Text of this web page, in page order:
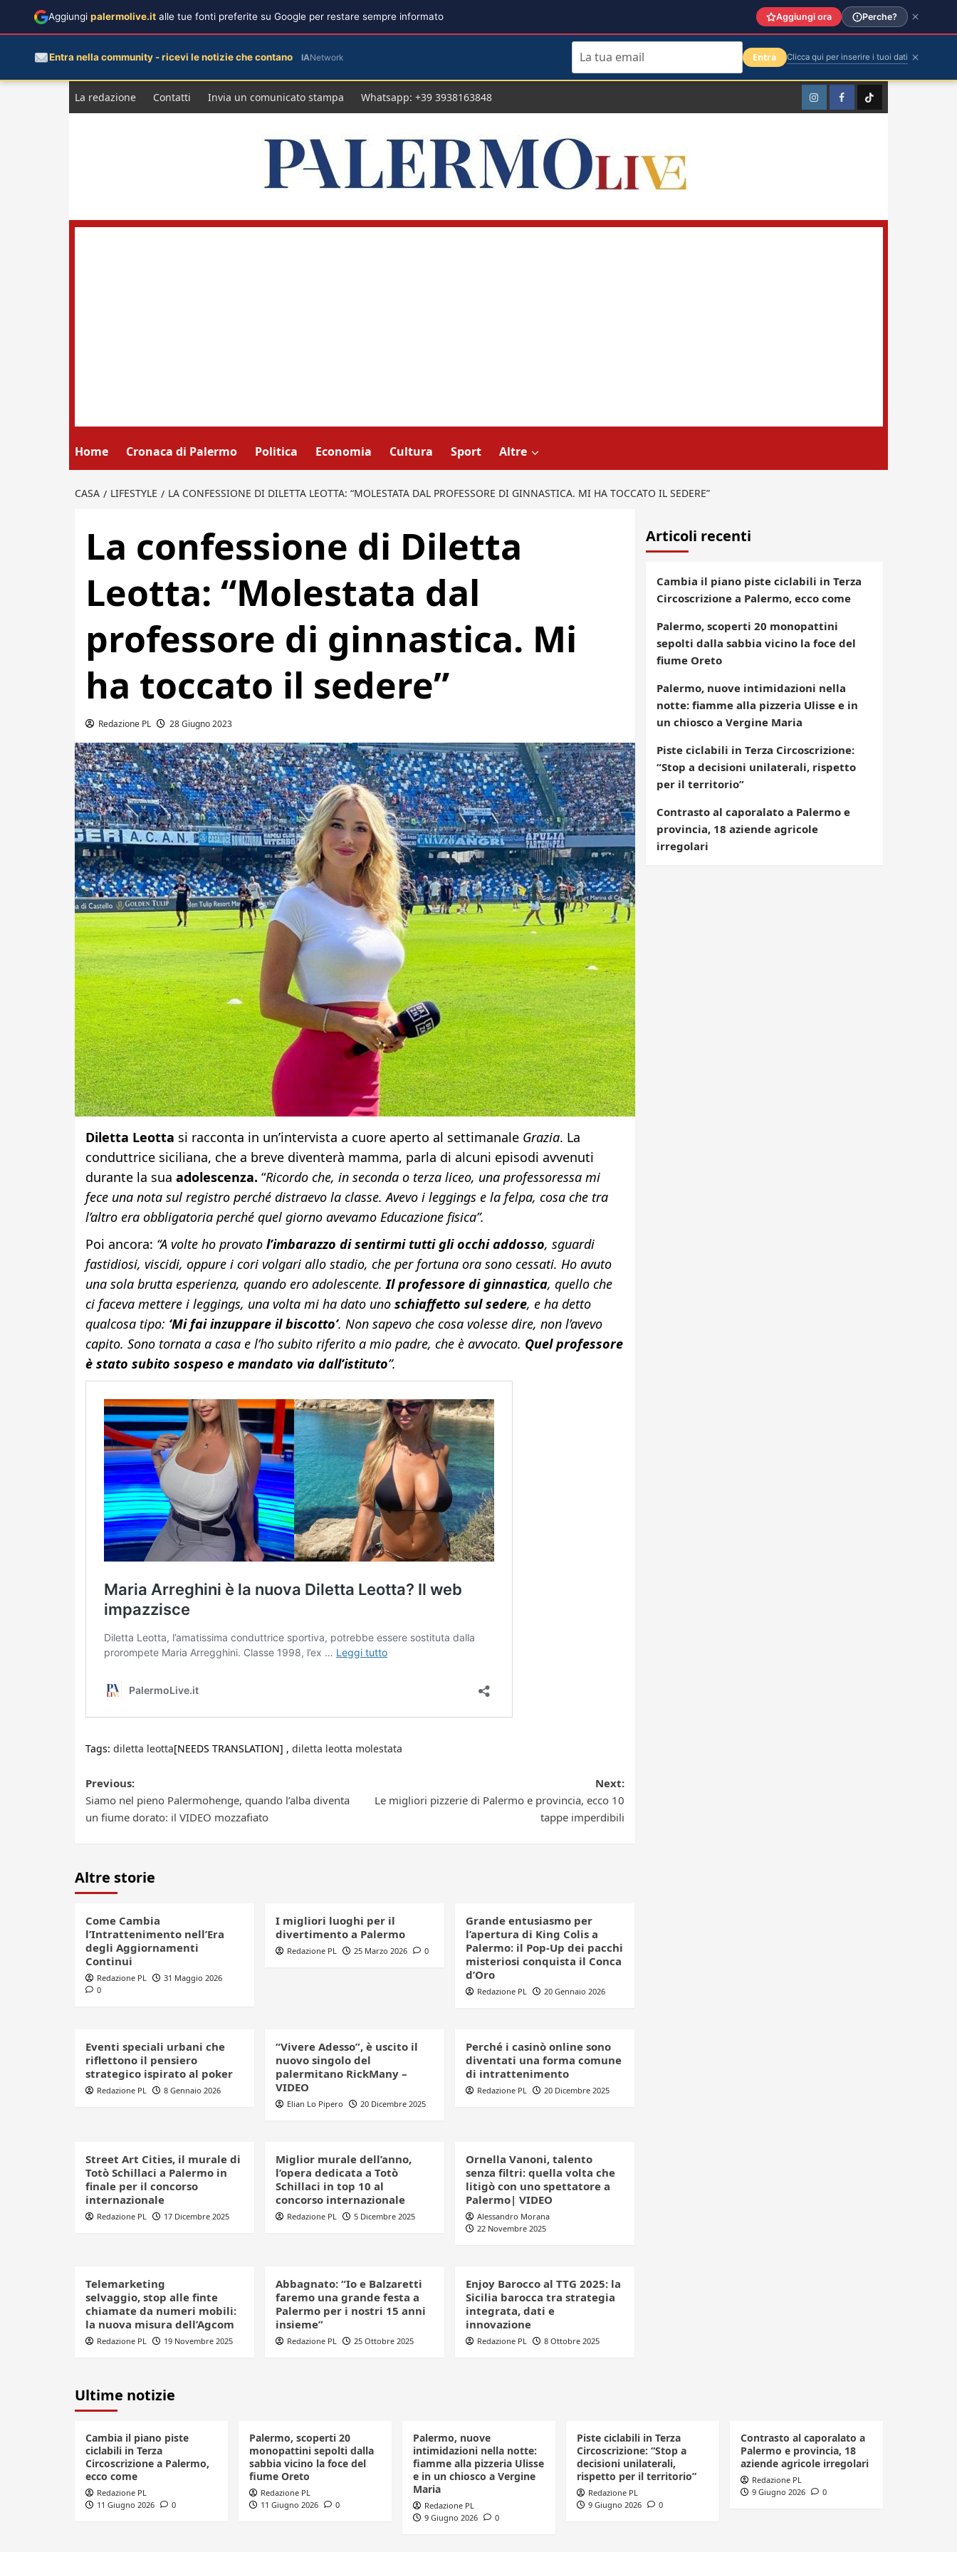
La redazione Contatti Invia un comunicato stampa Whatsapp: +39 3938163848 InstagramFacebookTikTok
Home Cronaca di Palermo Politica Economia Cultura Sport Altre
CASA LIFESTYLE LA CONFESSIONE DI DILETTA LEOTTA: “MOLESTATA DAL PROFESSORE DI GINNASTICA. MI HA TOCCATO IL SEDERE”
La confessione di Diletta
Leotta: “Molestata dal
professore di ginnastica. Mi
ha toccato il sedere”
Redazione PL 28 Giugno 2023
Diletta Leotta si racconta in un’intervista a cuore aperto al settimanale Grazia. La
conduttrice siciliana, che a breve diventerà mamma, parla di alcuni episodi avvenuti
durante la sua adolescenza. “Ricordo che, in seconda o terza liceo, una professoressa mi
fece una nota sul registro perché distraevo la classe. Avevo i leggings e la felpa, cosa che tra
l’altro era obbligatoria perché quel giorno avevamo Educazione fisica”.
Poi ancora: “A volte ho provatol’imbarazzo di sentirmi tutti gli occhi addosso, sguardi
fastidiosi, viscidi, oppure i cori volgari allo stadio, che per fortuna ora sono cessati. Ho avuto
una sola brutta esperienza, quando ero adolescente.Il professore di ginnastica, quello che
ci faceva mettere i leggings, una volta mi ha dato uno schiaffetto sul sedere, e ha detto
qualcosa tipo: ‘Mi fai inzuppare il biscotto’. Non sapevo che cosa volesse dire, non l’avevo
capito. Sono tornata a casa e l’ho subito riferito a mio padre, che è avvocato. Quel professore
è stato subito sospeso e mandato via dall’istituto”.
Tags: diletta leotta[NEEDS TRANSLATION] , diletta leotta molestata
Post
navigation
Previous:
Siamo nel pieno Palermohenge, quando l’alba diventa
un fiume dorato: il VIDEO mozzafiato
Next:
Le migliori pizzerie di Palermo e provincia, ecco 10
tappe imperdibili
Altre storie
Come Cambia
l’Intrattenimento nell’Era
degli Aggiornamenti
Continui
Redazione PL
31 Maggio 2026
0
I migliori luoghi per il
divertimento a Palermo
Redazione PL 25 Marzo 2026 0
Grande entusiasmo per
l’apertura di King Colis a
Palermo: il Pop-Up dei pacchi
misteriosi conquista il Conca
d’Oro
Redazione PL 20 Gennaio 2026
Eventi speciali urbani che
riflettono il pensiero
strategico ispirato al poker
Redazione PL 8 Gennaio 2026
“Vivere Adesso”, è uscito il
nuovo singolo del
palermitano RickMany –
VIDEO
Elian Lo Pipero 20 Dicembre 2025
Perché i casinò online sono
diventati una forma comune
di intrattenimento
Redazione PL 20 Dicembre 2025
Street Art Cities, il murale di
Totò Schillaci a Palermo in
finale per il concorso
internazionale
Redazione PL 17 Dicembre 2025
Miglior murale dell’anno,
l’opera dedicata a Totò
Schillaci in top 10 al
concorso internazionale
Redazione PL 5 Dicembre 2025
Ornella Vanoni, talento
senza filtri: quella volta che
litigò con uno spettatore a
Palermo| VIDEO
Alessandro Morana
22 Novembre 2025
Telemarketing
selvaggio, stop alle finte
chiamate da numeri mobili:
la nuova misura dell’Agcom
Redazione PL 19 Novembre 2025
Abbagnato: “Io e Balzaretti
faremo una grande festa a
Palermo per i nostri 15 anni
insieme”
Redazione PL 25 Ottobre 2025
Enjoy Barocco al TTG 2025: la
Sicilia barocca tra strategia
integrata, dati e
innovazione
Redazione PL 8 Ottobre 2025
Articoli recenti
Cambia il piano piste ciclabili in Terza
Circoscrizione a Palermo, ecco come
Palermo, scoperti 20 monopattini
sepolti dalla sabbia vicino la foce del
fiume Oreto
Palermo, nuove intimidazioni nella
notte: fiamme alla pizzeria Ulisse e in
un chiosco a Vergine Maria
Piste ciclabili in Terza Circoscrizione:
“Stop a decisioni unilaterali, rispetto
per il territorio”
Contrasto al caporalato a Palermo e
provincia, 18 aziende agricole
irregolari
Ultime notizie
Cambia il piano piste
ciclabili in Terza
Circoscrizione a Palermo,
ecco come
Redazione PL
11 Giugno 2026
0
Palermo, scoperti 20
monopattini sepolti dalla
sabbia vicino la foce del
fiume Oreto
Redazione PL
11 Giugno 2026
0
Palermo, nuove
intimidazioni nella notte:
fiamme alla pizzeria Ulisse
e in un chiosco a Vergine
Maria
Redazione PL
9 Giugno 2026
0
Piste ciclabili in Terza
Circoscrizione: “Stop a
decisioni unilaterali,
rispetto per il territorio”
Redazione PL
9 Giugno 2026
0
Contrasto al caporalato a
Palermo e provincia, 18
aziende agricole irregolari
Redazione PL
9 Giugno 2026
0
Aggiungi palermolive.it alle tue fonti preferite su Google per restare sempre informato Aggiungi ora Perche?
Entra nella community - ricevi le notizie che contano IANetwork Entra Clicca qui per inserire i tuoi dati